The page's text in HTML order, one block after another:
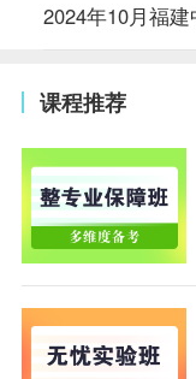
2024年10月福
课程推荐